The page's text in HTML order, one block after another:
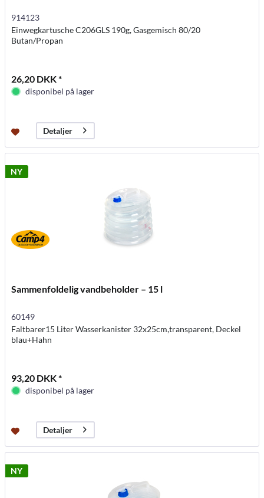
914123
Einwegkartusche C206GLS 190g, Gasgemisch 80/20
Butan/Propan
26,20 DKK *
disponibel på lager
Detaljer
NY
Sammenfoldelig vandbeholder – 15 l
60149
Faltbarer15 Liter Wasserkanister 32x25cm,transparent, Deckel
blau+Hahn
93,20 DKK *
disponibel på lager
Detaljer
NY